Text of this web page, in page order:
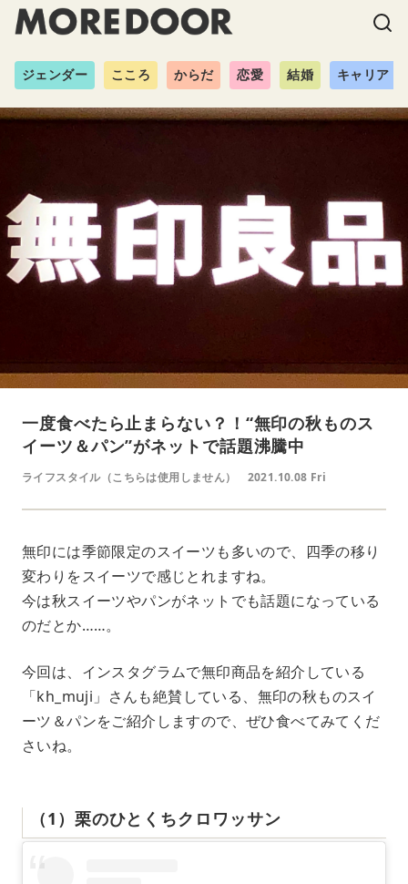
ジェンダー こころ からだ 恋愛 結婚 キャリア
一度食べたら止まらない？！“無印の秋ものス
イーツ＆パン”がネットで話題沸騰中
ライフスタイル（こちらは使用しません） 2021.10.08 Fri
無印には季節限定のスイーツも多いので、四季の移り
変わりをスイーツで感じとれますね。
今は秋スイーツやパンがネットでも話題になっている
のだとか……。
今回は、インスタグラムで無印商品を紹介している
「kh_muji」さんも絶賛している、無印の秋ものスイ
ーツ＆パンをご紹介しますので、ぜひ食べてみてくだ
さいね。
（1）栗のひとくちクロワッサン